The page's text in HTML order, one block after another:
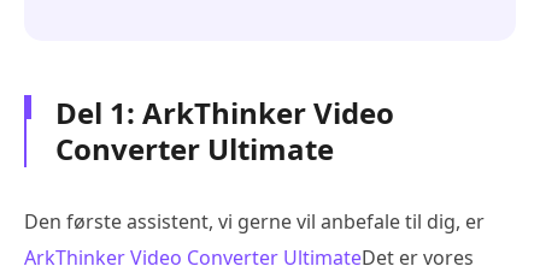
Del 1: ArkThinker Video
Converter Ultimate
Den første assistent, vi gerne vil anbefale til dig, er
ArkThinker Video Converter UltimateDet er vores